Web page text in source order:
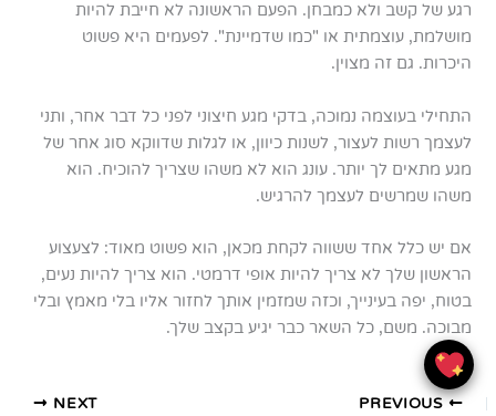
רגע של קשב ולא כמבחן. הפעם הראשונה לא חייבת להיות
מושלמת, עוצמתית או "כמו שדמיינת". לפעמים היא פשוט
היכרות. גם זה מצוין.
התחילי בעוצמה נמוכה, בדקי מגע חיצוני לפני כל דבר אחר, ותני
לעצמך רשות לעצור, לשנות כיוון, או לגלות שדווקא סוג אחר של
מגע מתאים לך יותר. עונג הוא לא משהו שצריך להוכיח. הוא
משהו שמרשים לעצמך להרגיש.
אם יש כלל אחד ששווה לקחת מכאן, הוא פשוט מאוד: לצעצוע
הראשון שלך לא צריך להיות אופי דרמטי. הוא צריך להיות נעים,
בטוח, יפה בעינייך, וכזה שמזמין אותך לחזור אליו בלי מאמץ ובלי
מבוכה. משם, כל השאר כבר יגיע בקצב שלך.
PREVIOUS
NEXT